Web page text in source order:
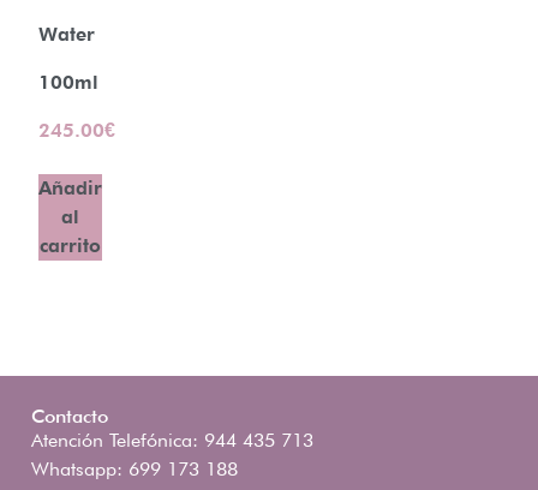
Water
100ml
245.00€
Añadir
al
carrito
Contacto
Atención Telefónica: 944 435 713
Whatsapp: 699 173 188